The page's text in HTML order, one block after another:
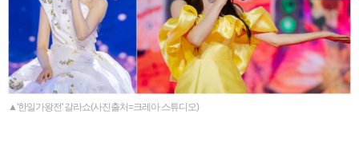
▲'한일가왕전' 갈라쇼(사진출처=크레아 스튜디오)